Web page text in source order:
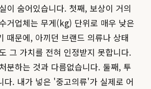
이 숨어있습니다. 첫째, 보상이 거의
거업체는 무게(kg) 단위로 매우 낮은
때문에, 아끼던 브랜드 의류나 상태
그 가치를 전혀 인정받지 못합니다.
분하는 것과 다름없습니다. 둘째, 투
다. 내가 넣은 '중고의류'가 실제로 어